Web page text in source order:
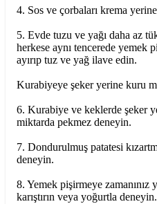
4. Sos ve çorbaları krema
5. Evde tuzu ve yağı daha az
herkese aynı tencerede yemek
ayırıp tuz ve yağ ilave edin.
Kurabiyeye şeker yerine kuru
6. Kurabiye ve keklerde şeker
miktarda pekmez deneyin.
7. Dondurulmuş patatesi
deneyin.
8. Yemek pişirmeye zamanınız
karıştırın veya yoğurtla deneyin.